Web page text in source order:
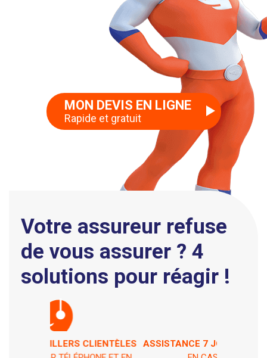
MON DEVIS EN LIGNE
Rapide et gratuit
Votre assureur refuse
de vous assurer ? 4
solutions pour réagir !
ASSISTANCE 7 JOURS / 7 ET 24H / 24